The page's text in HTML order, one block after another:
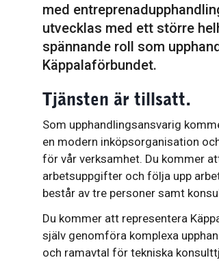
med
utvecklas med ett större
spännande roll som
Käppalaförbundet.
Tjänsten är tillsatt.
Som upphandlingsansvarig
en modern inköpsorganisation
för vår verksamhet. Du kommer
arbetsuppgifter och följa upp
består av tre personer samt
Du kommer att representera
själv genomföra komplexa
och ramavtal för tekniska